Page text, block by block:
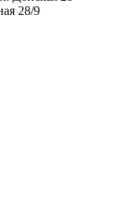
28/9